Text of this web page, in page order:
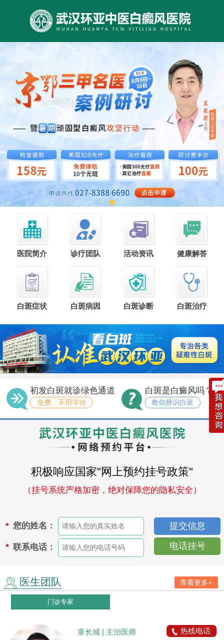
医院简介 诊疗团队 活动资讯 健康解答
白斑症状 白斑病因 白斑诊断 白斑治疗
初发白斑就诊绿色通道
免费、不用等待
白斑是白癜风吗？
教你辨识白斑
积极响应国家"网上预约挂号政策"
（挂号系统严格加密，绝对保障您的隐私安全）
* 您的姓名：
* 联系电话： 电话挂号
医生团队 查看更多+
门诊专家
童长城 | 主治医师
热线电话